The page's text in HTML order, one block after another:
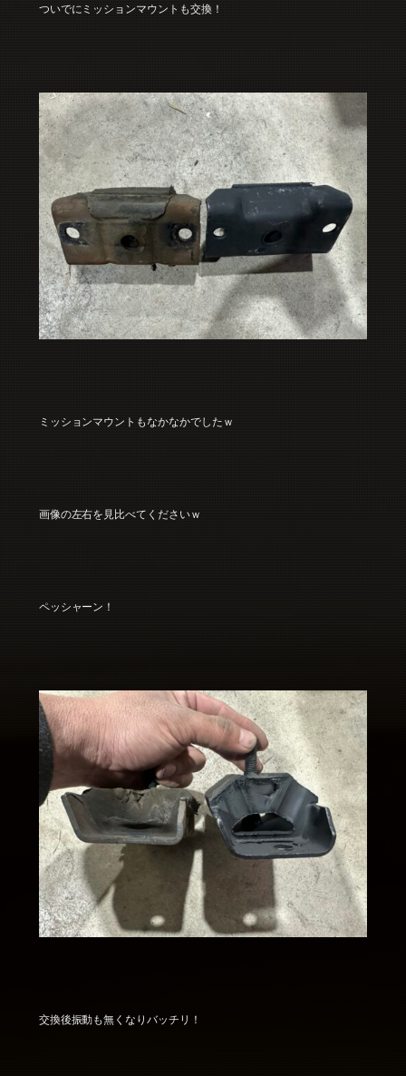
ついでにミッションマウントも交換！
ミッションマウントもなかなかでしたｗ
画像の左右を見比べてくださいｗ
ペッシャーン！
交換後振動も無くなりバッチリ！